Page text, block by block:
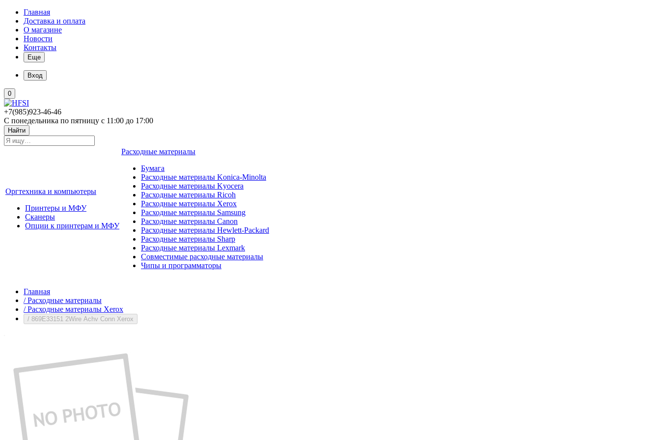
Главная
Доставка и оплата
О магазине
Новости
Контакты
Еще
Вход
0
+7(985)923-46-46
С понедельника по пятницу с 11:00 до 17:00
Найти
Оргтехника и компьютеры
Принтеры и МФУ
Сканеры
Опции к принтерам и МФУ
Расходные материалы
Бумага
Расходные материалы Konica-Minolta
Расходные материалы Kyocera
Расходные материалы Ricoh
Расходные материалы Xerox
Расходные материалы Samsung
Расходные материалы Canon
Расходные материалы Hewlett-Packard
Расходные материалы Sharp
Расходные материалы Lexmark
Совместимые расходные материалы
Чипы и программаторы
Главная
/ Расходные материалы
/ Расходные материалы Xerox
/ 869E33151 2Wire Achv Conn Xerox